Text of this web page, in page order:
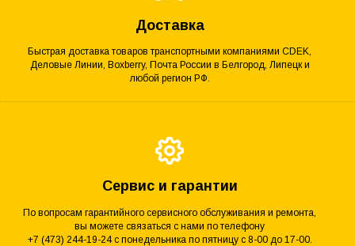
Доставка
Быстрая доставка товаров транспортными компаниями CDEK,
Деловые Линии, Boxberry, Почта России в Белгород, Липецк и
любой регион РФ.
Сервис и гарантии
По вопросам гарантийного сервисного обслуживания и ремонта,
вы можете связаться с нами по телефону
+7 (473) 244-19-24 с понедельника по пятницу с 8-00 до 17-00.